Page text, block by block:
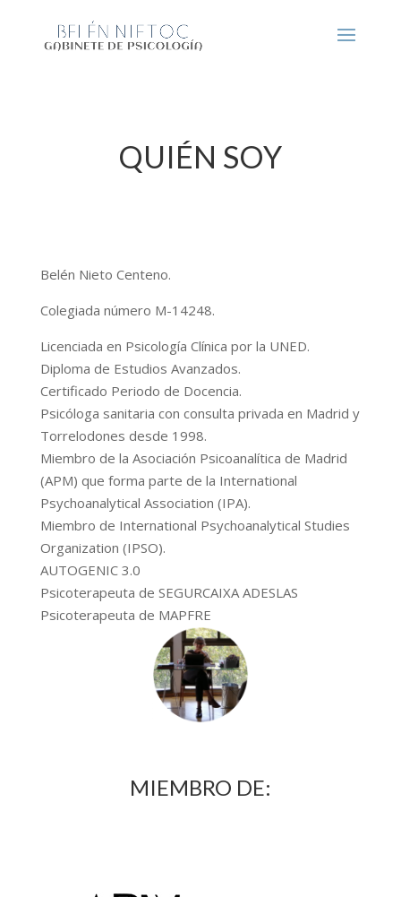
QUIÉN SOY
Belén Nieto Centeno.
Colegiada número M-14248.
Licenciada en Psicología Clínica por la UNED.
Diploma de Estudios Avanzados.
Certificado Periodo de Docencia.
Psicóloga sanitaria con consulta privada en Madrid y
Torrelodones desde 1998.
Miembro de la Asociación Psicoanalítica de Madrid
(APM) que forma parte de la International
Psychoanalytical Association (IPA).
Miembro de International Psychoanalytical Studies
Organization (IPSO).
AUTOGENIC 3.0
Psicoterapeuta de SEGURCAIXA ADESLAS
Psicoterapeuta de MAPFRE
MIEMBRO DE: